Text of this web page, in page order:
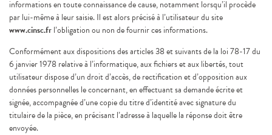
informations en toute connaissance de cause, notamment lorsqu’il procède
par lui-même à leur saisie. Il est alors précisé à l’utilisateur du site
www.cinsc.frl’obligation ou non de fournir ces informations.
Conformément aux dispositions des articles 38 et suivants de la loi 78-17 du
6 janvier 1978 relative à l’informatique, aux fichiers et aux libertés, tout
utilisateur dispose d’un droit d’accès, de rectification et d’opposition aux
données personnelles le concernant, en effectuant sa demande écrite et
signée, accompagnée d’une copie du titre d’identité avec signature du
titulaire de la pièce, en précisant l’adresse à laquelle la réponse doit être
envoyée.